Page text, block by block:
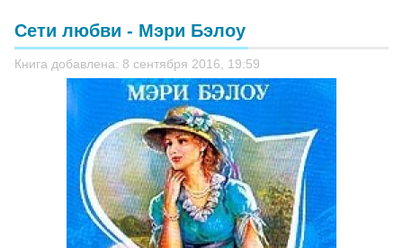
Сети любви - Мэри Бэлоу
Книга добавлена: 8 сентября 2016, 19:59